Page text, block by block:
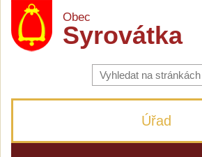
Obec
Syrovátka
Vyhledávání
na
stránkách
Úřad